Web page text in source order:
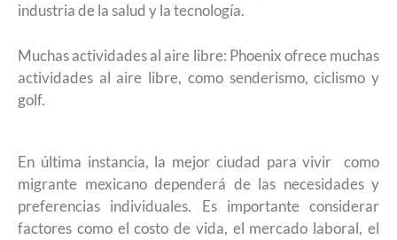
industria de la salud y la tecnología.
Muchas actividades al aire libre: Phoenix ofrece muchas
actividades al aire libre, como senderismo, ciclismo y
golf.
En última instancia, la mejor ciudad para vivir como
migrante mexicano dependerá de las necesidades y
preferencias individuales. Es importante considerar
factores como el costo de vida, el mercado laboral, el